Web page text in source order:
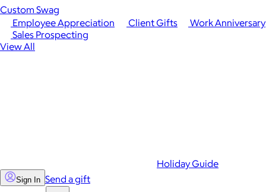
Employee Appreciation Client Gifts
Work Anniversary
Sales Prospecting
View All
Custom Swag
Holiday Guide
Sign In Send a gift